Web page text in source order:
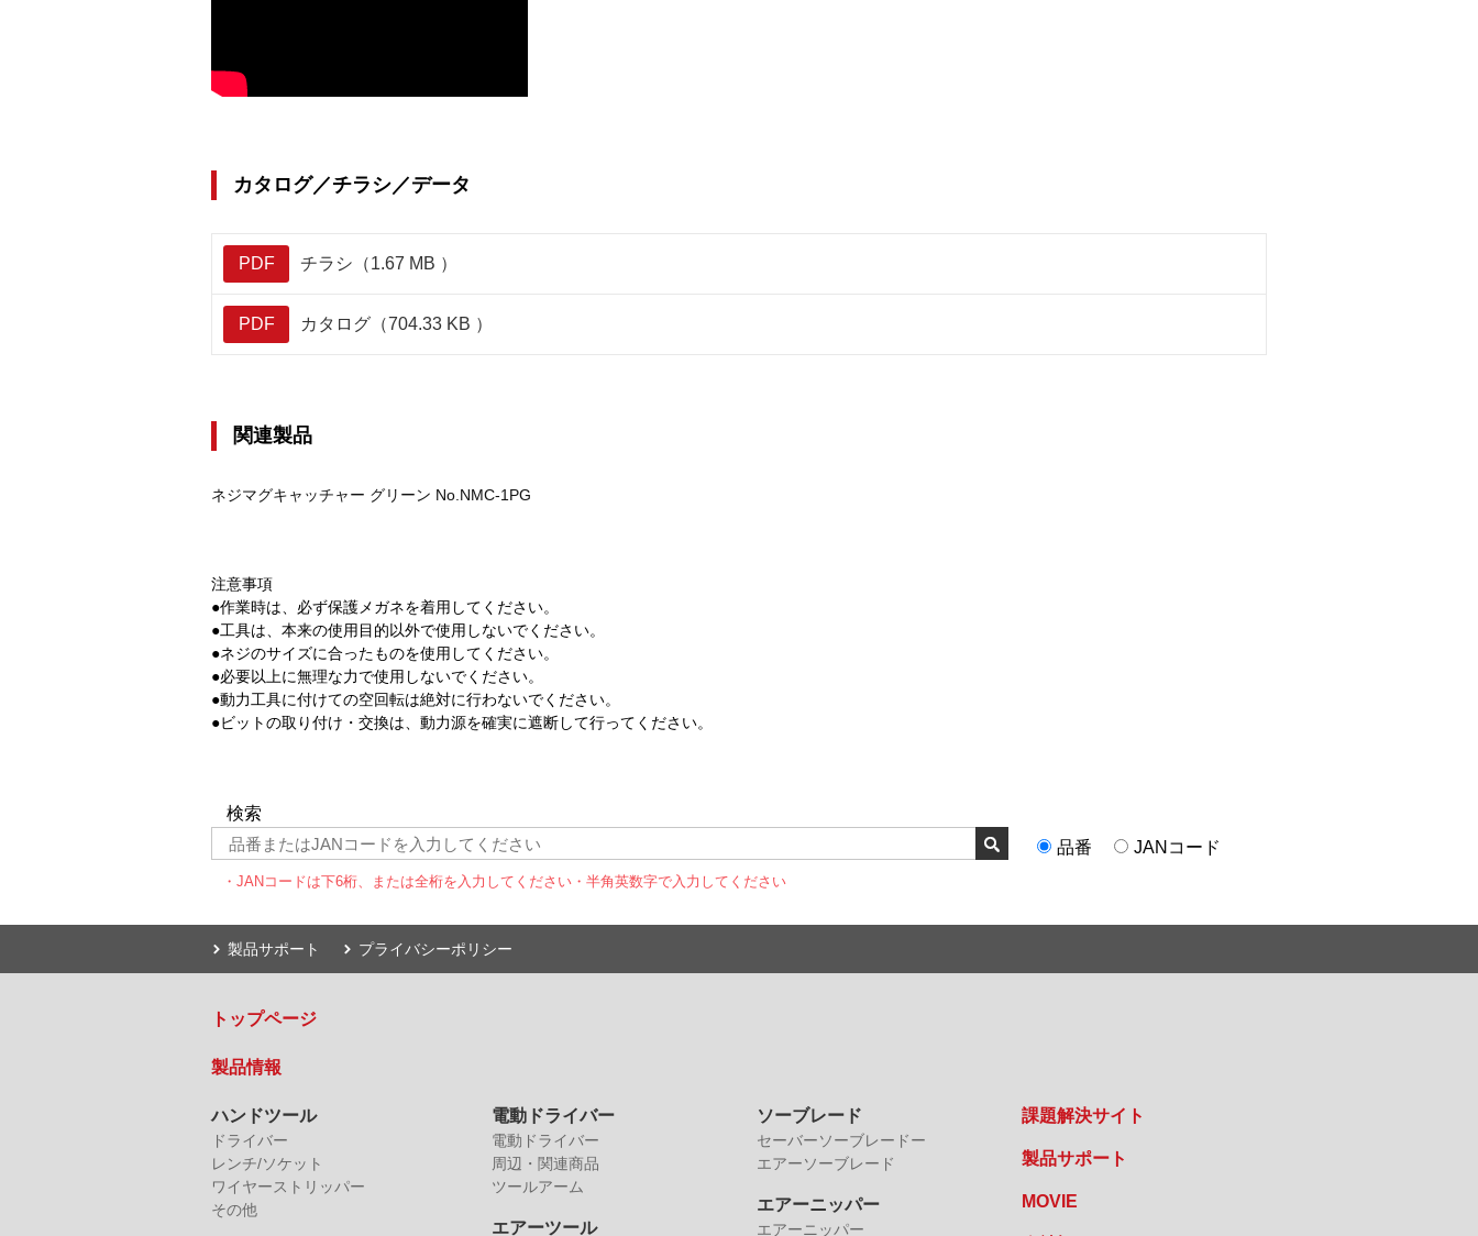
カタログ／チラシ／データ
PDF チラシ（1.67 MB ）
PDF カタログ（704.33 KB ）
関連製品
ネジマグキャッチャー グリーン No.NMC-1PG
注意事項
●作業時は、必ず保護メガネを着用してください。
●工具は、本来の使用目的以外で使用しないでください。
●ネジのサイズに合ったものを使用してください。
●必要以上に無理な力で使用しないでください。
●動力工具に付けての空回転は絶対に行わないでください。
●ビットの取り付け・交換は、動力源を確実に遮断して行ってください。
検索
品番
JANコード
・JANコードは下6桁、または全桁を入力してください ・半角英数字で入力してください
製品サポート プライバシーポリシー
トップページ
製品情報
ハンドツール
ドライバー
レンチ/ソケット
ワイヤーストリッパー
その他
電動ドライバー
電動ドライバー
周辺・関連商品
ツールアーム
エアーツール
ソーブレード
セーバーソーブレードー
エアーソーブレード
エアーニッパー
エアーニッパー
課題解決サイト
製品サポート
MOVIE